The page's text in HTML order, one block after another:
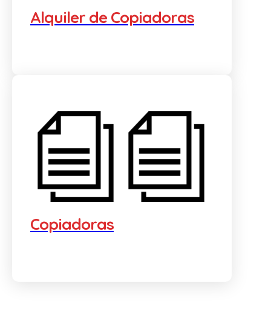
Alquiler de Copiadoras
Copiadoras